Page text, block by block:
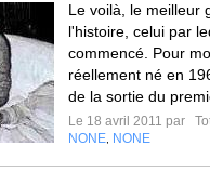
Le voilà, le meilleur
l'histoire, celui par
commencé. Pour
réellement né en
de la sortie du
Le 18 avril 2011 par
NONE NONE